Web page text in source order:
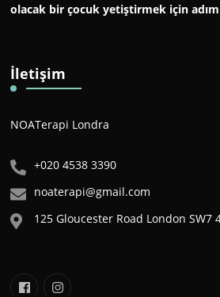
olacak bir çocuk yetiştirmek için
İletişim
NOATerapi Londra
+020 4538 3390
noaterapi@gmail.com
125 Gloucester Road London SW7